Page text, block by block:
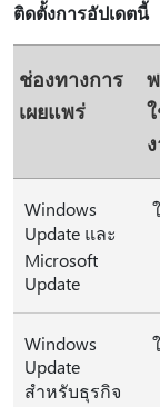
ติดตั้งการอัปเดตนี้
ช่องทางการ
เผยแพร่
Windows
Update และ
Microsoft
Update
Windows
Update
สำหรับธุรกิจ